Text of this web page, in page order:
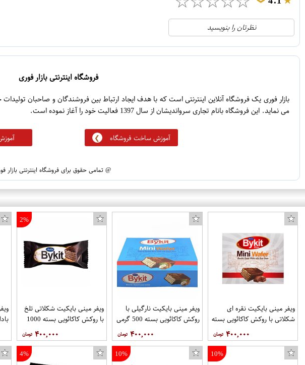
21
3
1
1
5
نظرتان را بنویسید
فروشگاه اینترنتی بازار فوری
بازار فوری یک فروشگاه آنلاین اینترنتی است که با هدف ایجاد ارتباط بین فروشندگان و صاحبان
می نماید. این فروشگاه بانام تجاری سرواندیشان از سال 1397 فعالیت خود را آغاز نموده است.
آموزش ساخت فروشگاه
@ تمامی حقوق برای فروشگاه اینترنتی
ویفر مینی بایکیت نقره ای
شکلاتی با روکش کاکائویی بسته
۴۰۰,۰۰۰
ویفر مینی بایکیت نارگیلی با
روکش کاکائویی بسته 500 گرمی
۴۰۰,۰۰۰
2%
ویفر مینی بایکیت شکلاتی تلخ
با روکش کاکائویی بسته 1000
۴۰۰,۰۰۰
10%
10%
4%